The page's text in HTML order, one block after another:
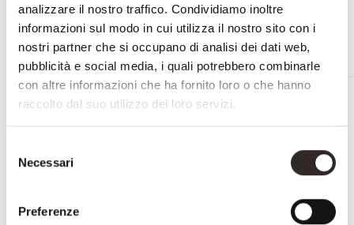
analizzare il nostro traffico. Condividiamo inoltre
informazioni sul modo in cui utilizza il nostro sito con i
nostri partner che si occupano di analisi dei dati web,
pubblicità e social media, i quali potrebbero combinarle
con altre informazioni che ha fornito loro o che hanno
raccolto dal suo utilizzo dei loro servizi.
delNecessari
Preferenze